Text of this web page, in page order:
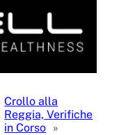
Crollo alla
Reggia, Verifiche
in Corso »